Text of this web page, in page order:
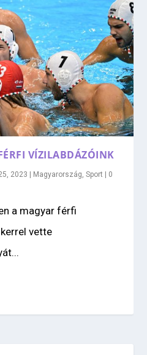
VÍZILABDÁZÓINK
2023 Magyarország,Sport
0
a magyar férfi
vette